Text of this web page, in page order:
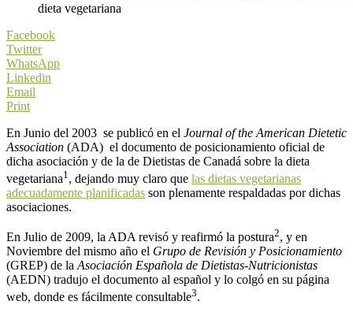
dieta vegetariana
Facebook
Twitter
WhatsApp
Linkedin
Email
Print
En Junio del 2003 se publicó en el Journal of the American Dietetic
Association (ADA) el documento de posicionamiento oficial de
dicha asociación y de la de Dietistas de Canadá sobre la dieta
vegetariana1 , dejando muy claro que las dietas vegetarianas
adecuadamente planificadas son plenamente respaldadas por dichas
asociaciones.
En Julio de 2009, la ADA revisó y reafirmó la postura2, y en
Noviembre del mismo año el Grupo de Revisión y Posicionamiento
(GREP) de laAsociación Española de Dietistas-Nutricionistas
(AEDN) tradujo el documento al español y lo colgó en su página
web, donde es fácilmente consultable3.